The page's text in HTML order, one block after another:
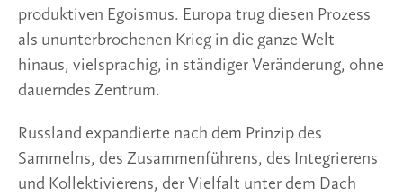
produktiven Egoismus. Europa trug diesen Prozess
als ununterbrochenen Krieg in die ganze Welt
hinaus, vielsprachig, in ständiger Veränderung, ohne
dauerndes Zentrum.
Russland expandierte nach dem Prinzip des
Sammelns, des Zusammenführens, des Integrierens
und Kollektivierens, der Vielfalt unter dem Dach